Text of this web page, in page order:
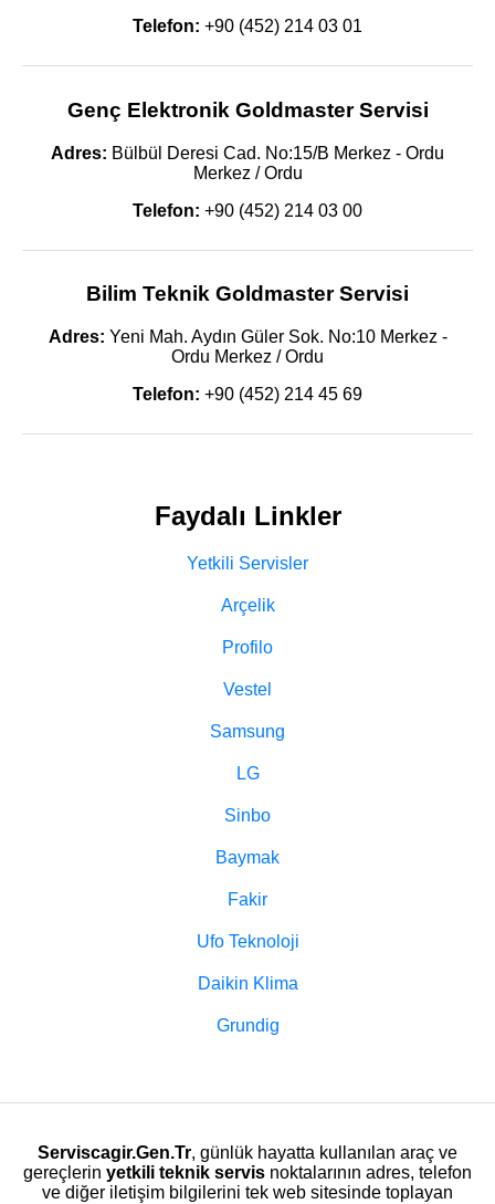
Telefon: +90 (452) 214 03 01
Genç Elektronik Goldmaster Servisi
Adres: Bülbül Deresi Cad. No:15/B Merkez - Ordu
Merkez / Ordu
Telefon: +90 (452) 214 03 00
Bilim Teknik Goldmaster Servisi
Adres: Yeni Mah. Aydın Güler Sok. No:10 Merkez -
Ordu Merkez / Ordu
Telefon: +90 (452) 214 45 69
Faydalı Linkler
Yetkili Servisler
Arçelik
Profilo
Vestel
Samsung
LG
Sinbo
Baymak
Fakir
Ufo Teknoloji
Daikin Klima
Grundig
Serviscagir.Gen.Tr, günlük hayatta kullanılan araç ve
gereçlerin yetkili teknik servis noktalarının adres, telefon
ve diğer iletişim bilgilerini tek web sitesinde toplayan